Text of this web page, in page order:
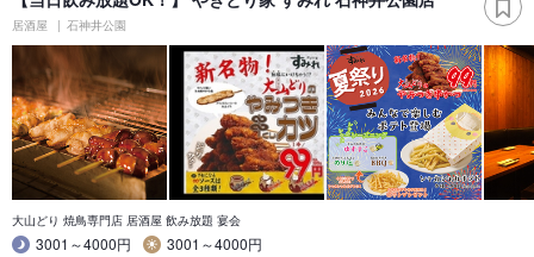
居酒屋 石神井公園
大山どり 焼鳥専門店 居酒屋 飲み放題 宴会
3001～4000円
3001～4000円